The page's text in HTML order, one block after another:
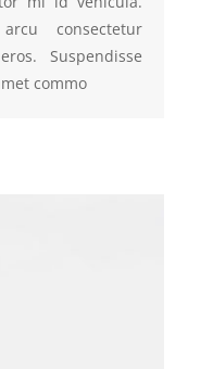
consectetur
Suspendisse
commo